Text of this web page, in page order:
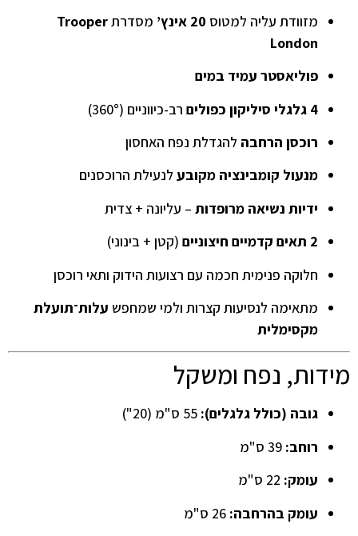
מזוודת עליה למטוס 20 אינץ’ מסדרתTrooper
London
פוליאסטר עמיד במים
4 גלגלי סיליקון כפולים
רב-כיווניים (360°)
רוכסן הרחבה להגדלת נפח האחסון
מנעול קומבינציה מקובע לנעילת הרוכסנים
ידיות נשיאה מרופדות – עליונה + צדית
2 תאים קדמיים חיצוניים
(קטן + בינוני)
חלוקה פנימית חכמה עם רצועות הידוק ותאי רוכסן
מתאימה לנסיעות קצרות ולמי שמחפש עלות־תועלת
מקסימלית
מידות, נפח ומשקל
גובה (כולל גלגלים):
רוחב:
עומק:
עומק בהרחבה: